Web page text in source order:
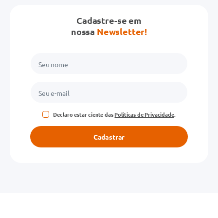
Cadastre-se em
nossa Newsletter!
Declaro estar ciente dasPolíticas de Privacidade.
Cadastrar